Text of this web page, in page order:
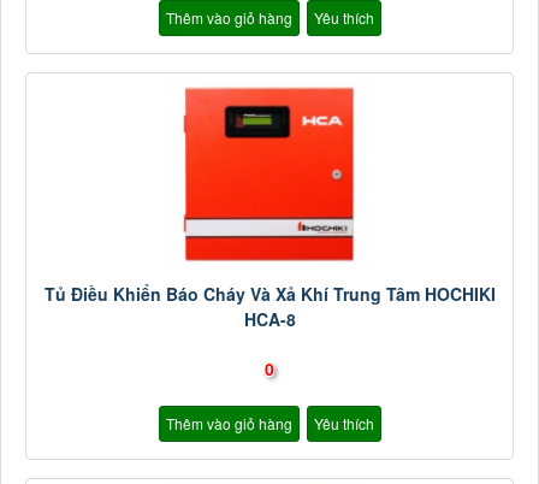
Thêm vào giỏ hàng Yêu thích
Tủ Điều Khiển Báo Cháy Và Xả Khí Trung Tâm HOCHIKI
HCA-8
0
Thêm vào giỏ hàng Yêu thích